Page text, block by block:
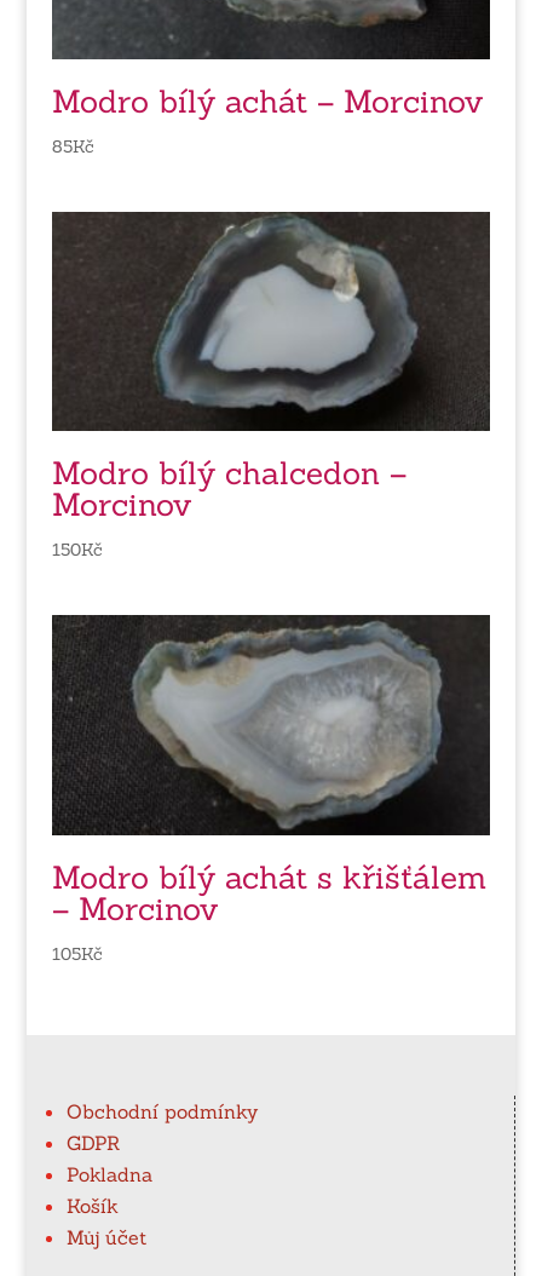
Modro bílý achát – Morcinov
85Kč
Modro bílý chalcedon –
Morcinov
150Kč
Modro bílý achát s křišťálem
– Morcinov
105Kč
Obchodní podmínky
GDPR
Pokladna
Košík
Můj účet